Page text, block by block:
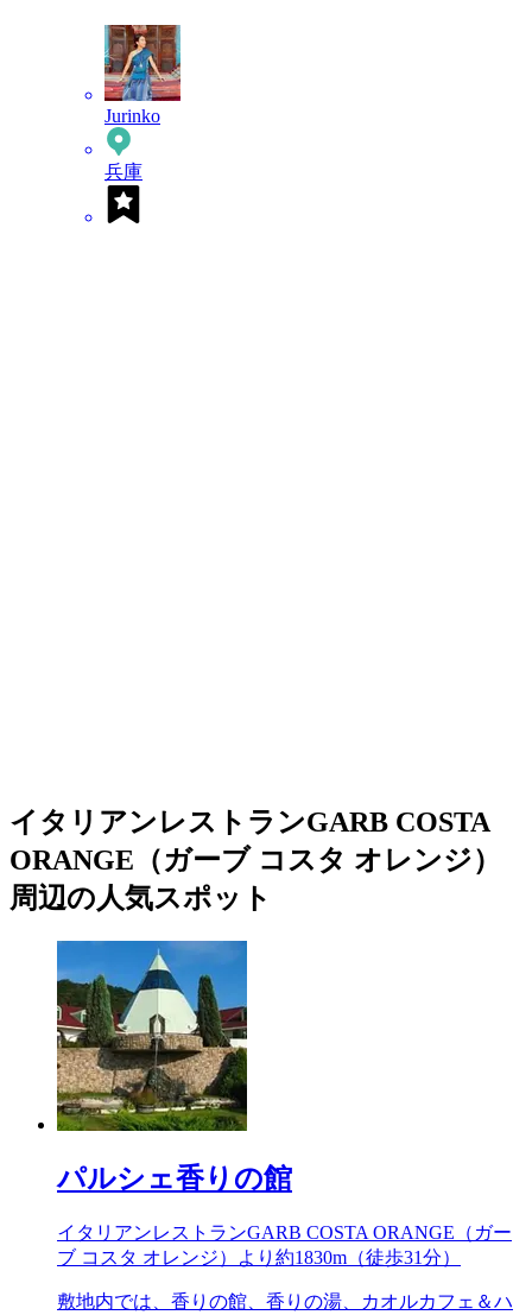
Jurinko
兵庫
イタリアンレストランGARB COSTA
ORANGE（ガーブ コスタ オレンジ）
周辺の人気スポット
パルシェ香りの館
イタリアンレストランGARB COSTA ORANGE（ガー
ブ コスタ オレンジ）より約1830m （徒歩31分）
敷地内では、香りの館、香りの湯、カオルカフェ＆ハ